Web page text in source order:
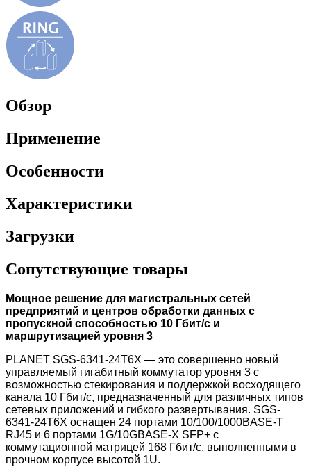
Обзор
Применение
Особенности
Характеристики
Загрузки
Сопутствующие товары
Мощное решение для магистральных сетей
предприятий и центров обработки данных с
пропускной способностью 10 Гбит/с и
маршрутизацией уровня 3
PLANET SGS-6341-24T6X — это совершенно новый
управляемый гигабитный коммутатор уровня 3 с
возможностью стекирования и поддержкой восходящего
канала 10 Гбит/с, предназначенный для различных типов
сетевых приложений и гибкого развертывания. SGS-
6341-24T6X оснащен 24 портами 10/100/1000BASE-T
RJ45 и 6 портами 1G/10GBASE-X SFP+ с
коммутационной матрицей 168 Гбит/с, выполненными в
прочном корпусе высотой 1U.